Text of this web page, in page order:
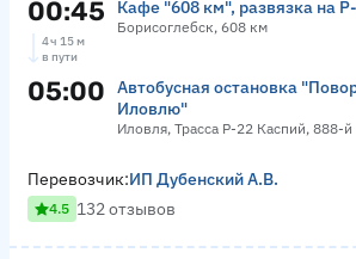
00:45 Кафе "608 км", развязка на
Борисоглебск, 608 км
4 ч 15 м
в пути
05:00
Автобусная остановка
Иловлю"
Иловля, Трасса Р-22 Каспий, 888-
Перевозчик:ИП Дубенский А.В.
4.5 132 отзывов